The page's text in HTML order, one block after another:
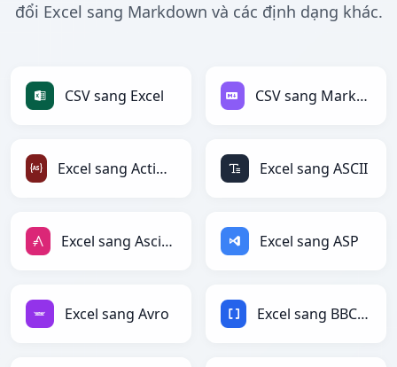
đổi Excel sang Markdown và các định dạng khác.
CSV sang Excel CSV sang Markdown
Excel sang ActionScript Excel sang ASCII
Excel sang AsciiDoc Excel sang ASP
Excel sang Avro Excel sang BBCode